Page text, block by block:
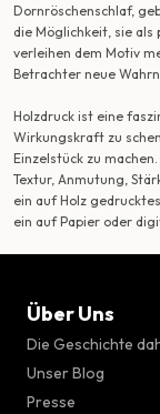
Dornröschenschlaf,
die Möglichkeit, sie
verleihen dem Motiv
Betrachter neue
Holzdruck ist eine
Wirkungskraft zu
Einzelstück zu
Textur, Anmutung,
ein auf Holz
ein auf Papier oder
Über Uns
Die Geschichte
Unser Blog
Presse